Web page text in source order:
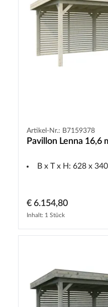
Artikel-Nr.: B7159378
Pavillon Lenna 16,6
B x T x H: 628 x
€ 6.154,80
Inhalt: 1 Stück